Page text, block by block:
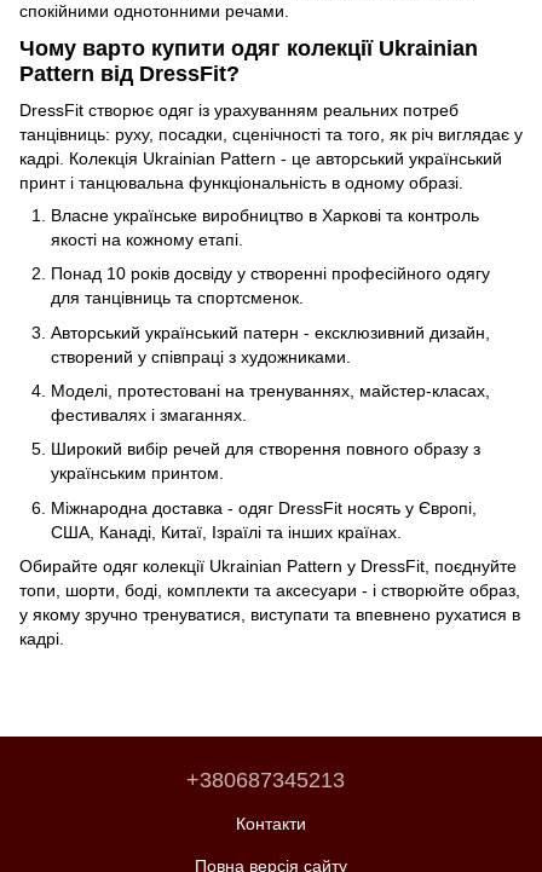
спокійними однотонними речами.
Чому варто купити одяг колекції Ukrainian
Pattern від DressFit?
DressFit створює одяг із урахуванням реальних потреб
танцівниць: руху, посадки, сценічності та того, як річ виглядає у
кадрі. Колекція Ukrainian Pattern - це авторський український
принт і танцювальна функціональність в одному образі.
Власне українське виробництво в Харкові та контроль
якості на кожному етапі.
Понад 10 років досвіду у створенні професійного одягу
для танцівниць та спортсменок.
Авторський український патерн - ексклюзивний дизайн,
створений у співпраці з художниками.
Моделі, протестовані на тренуваннях, майстер-класах,
фестивалях і змаганнях.
Широкий вибір речей для створення повного образу з
українським принтом.
Міжнародна доставка - одяг DressFit носять у Європі,
США, Канаді, Китаї, Ізраїлі та інших країнах.
Обирайте одяг колекції Ukrainian Pattern у DressFit, поєднуйте
топи, шорти, боді, комплекти та аксесуари - і створюйте образ,
у якому зручно тренуватися, виступати та впевнено рухатися в
кадрі.
+380687345213
Контакти
Повна версія сайту